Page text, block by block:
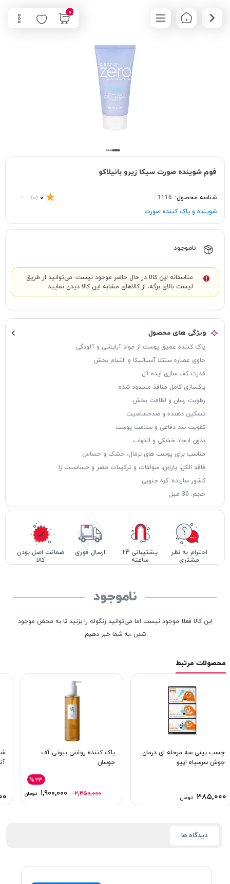
0
فوم شوینده صورت سیکا زیرو بانیلاکو
شناسه محصول: 1116
0
(0)
شوینده و پاک‌ کننده صورت
ناموجود
متاسفانه این کالا در حال حاضر موجود نیست. می‌توانید از طریق
لیست بالای برگه، از کالاهای مشابه این کالا دیدن نمایید.
ویژگی های محصول
پاک کننده عمیق پوست از مواد آرایشی و آلودگی
حاوی عصاره سنتلا آسیاتیکا و التیام بخش
قدرت کف سازی ایده آل
پاکسازی کامل منافذ مسدود شده
رطوبت رسان و لطافت بخش
تسکین دهنده و ضدحساسیت
تقویت سد دفاعی و سلامت پوست
بدون ایجاد خشکی و التهاب
مناسب برای پوست های نرمال، خشک و حساس
فاقد الکل، پارابن، سولفات و ترکیبات مضر و حساسیت زا
کشور سازنده: کره جنوبی
حجم: 30 میل
احترام به نظر
مشتری
پشتیبانی 24
ساعته
ارسال فوری
ضمانت اصل بودن
کالا
ناموجود
این کالا فعلا موجود نیست اما می‌توانید زنگوله را بزنید تا به محض موجود
شدن ،به شما خبر دهیم
محصولات مرتبط
چسب بینی سه مرحله ای درمان
جوش سرسیاه اپیو
۳۸۵,۰۰۰ تومان
پاک کننده روغنی بیوتی آف
جوسان
۲,۴۵۰,۰۰۰ ۱,۹۰۰,۰۰۰ تومان
%۲۳
دیدگاه ها